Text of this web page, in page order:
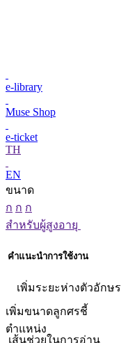
e-library
Muse Shop
e-ticket
TH
EN
ขนาด
ก ก ก
สำหรับผู้สูงอายุ
คำแนะนำการใช้งาน
เพิ่มระยะห่างตัวอักษร
เพิ่มขนาดลูกศรชี้
ตำแหน่ง
เส้นช่วยในการอ่าน